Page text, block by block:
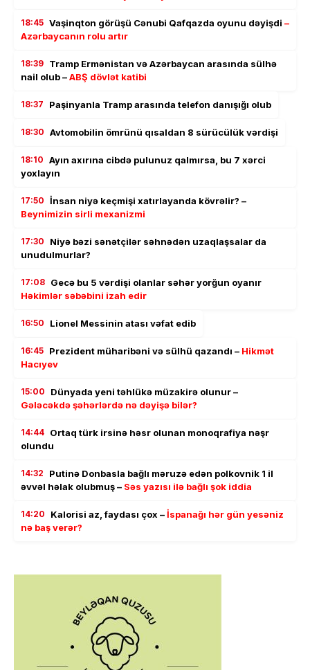
18:45 Vaşinqton görüşü Cənubi Qafqazda oyunu dəyişdi –
Azərbaycanın rolu artır
18:39 Tramp Ermənistan və Azərbaycan arasında sülhə
nail olub –ABŞ dövlət katibi
18:37 Paşinyanla Tramp arasında telefon danışığı olub
18:30 Avtomobilin ömrünü qısaldan 8 sürücülük vərdişi
18:10 Ayın axırına cibdə pulunuz qalmırsa, bu 7 xərci
yoxlayın
17:50 İnsan niyə keçmişi xatırlayanda kövrəlir? –
Beynimizin sirli mexanizmi
17:30
Niyə bəzi sənətçilər səhnədən uzaqlaşsalar da
unudulmurlar?
17:08 Gecə bu 5 vərdişi olanlar səhər yorğun oyanır
Həkimlər səbəbini izah edir
16:50 Lionel Messinin atası vəfat edib
16:45 Prezident müharibəni və sülhü qazandı – Hikmət
Hacıyev
15:00
Dünyada yeni təhlükə müzakirə olunur –
Gələcəkdə şəhərlərdə nə dəyişə bilər?
14:44 Ortaq türk irsinə həsr olunan monoqrafiya nəşr
olundu
14:32
Putinə Donbasla bağlı məruzə edən polkovnik 1 il
əvvəl həlak olubmuş – Səs yazısı ilə bağlı şok iddia
14:20 Kalorisi az, faydası çox –İspanağı hər gün yesəniz
nə baş verər?